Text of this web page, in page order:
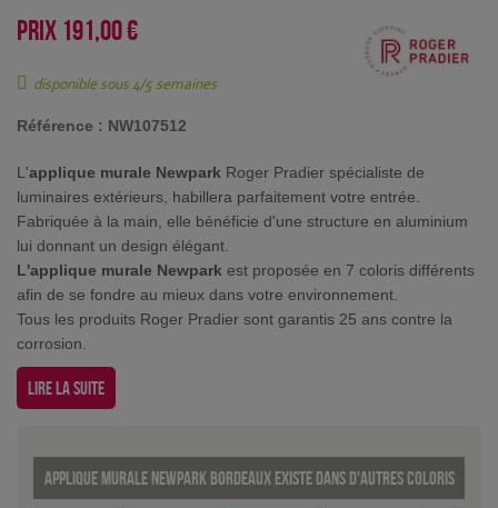
PRIX 191,00 €
disponible sous 4/5 semaines
Référence : NW107512
L'applique murale Newpark Roger Pradier spécialiste de
luminaires extérieurs, habillera parfaitement votre entrée.
Fabriquée à la main, elle bénéficie d'une structure en aluminium
lui donnant un design élégant.
L'applique murale Newpark est proposée en 7 coloris différents
afin de se fondre au mieux dans votre environnement.
Tous les produits Roger Pradier sont garantis 25 ans contre la
corrosion.
Lire la suite
Applique murale Newpark Bordeaux existe dans d'autres coloris